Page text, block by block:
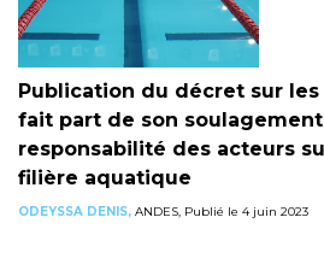
Publication du décret sur les
fait part de son
responsabilité des acteurs
filière aquatique
ODEYSSA DENIS, ANDES, Publié le 4 juin 2023